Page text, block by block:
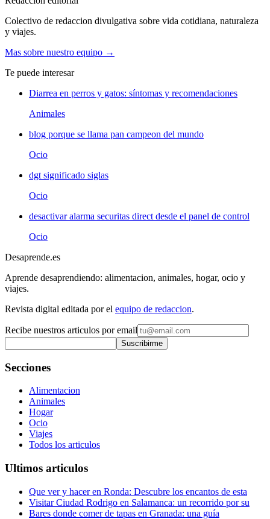
Colectivo de redaccion divulgativa sobre vida cotidiana, naturaleza
y viajes.
Mas sobre nuestro equipo →
Te puede interesar
Diarrea en perros y gatos: síntomas y recomendaciones
Animales
blog porque se llama pan campeon del mundo
Ocio
dgt significado siglas
Ocio
desactivar alarma securitas direct desde el panel de control
Ocio
Desaprende.es
Aprende desaprendiendo: alimentacion, animales, hogar, ocio y
viajes.
Revista digital editada por el equipo de redaccion.
Recibe nuestros articulos por email
Suscribirme
Secciones
Alimentacion
Animales
Hogar
Ocio
Viajes
Todos los articulos
Ultimos articulos
Que ver y hacer en Ronda: Descubre los encantos de esta
Visitar Ciudad Rodrigo en Salamanca: un recorrido por su
Bares donde comer de tapas en Granada: una guía